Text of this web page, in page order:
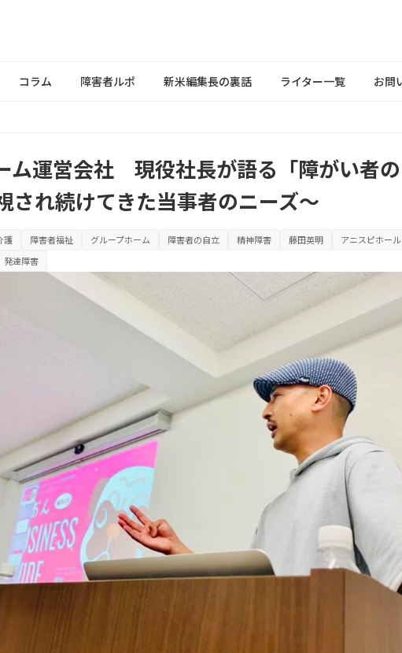
コラム 障害者ルポ 新米編集長の裏話 ライター一覧 お問
ム運営会社 現役社長が語る「障がい者
れ続けてきた当事者のニーズ～
護 障害者福祉 グループホーム 障害者の自立 精神障害 藤田英明
アニスピホー
発達障害